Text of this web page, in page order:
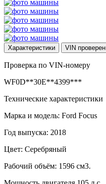
Характеристики VIN проверен
Проверка по VIN-номеру
WF0D**30E**4399***
Технические характеристики
Марка и модель: Ford Focus
Год выпуска: 2018
Цвет: Серебряный
Рабочий объём: 1596 см3.